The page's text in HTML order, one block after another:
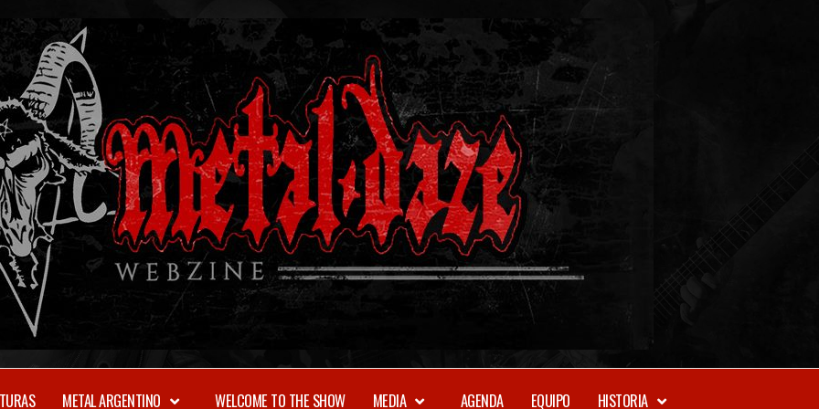
WEBZINE
METAL ARGENTINO WELCOME TO THE SHOW MEDIA AGENDA EQUIPO HISTORIA